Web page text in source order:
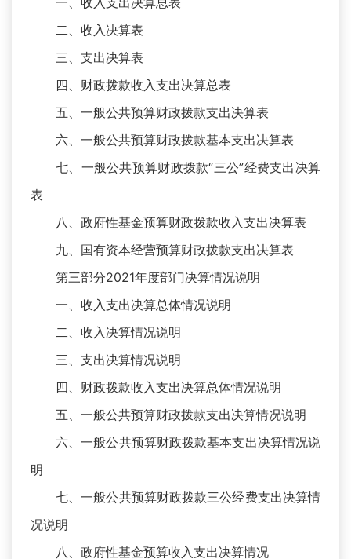
二、收入决算表
三、支出决算表
四、财政拨款收入支出决算总表
五、一般公共预算财政拨款支出决算表
六、一般公共预算财政拨款基本支出决算表
七、一般公共预算财政拨款“三公”经费支出决算
表
八、政府性基金预算财政拨款收入支出决算表
九、国有资本经营预算财政拨款支出决算表
第三部分2021年度部门决算情况说明
一、收入支出决算总体情况说明
二、收入决算情况说明
三、支出决算情况说明
四、财政拨款收入支出决算总体情况说明
五、一般公共预算财政拨款支出决算情况说明
六、一般公共预算财政拨款基本支出决算情况说
明
七、一般公共预算财政拨款三公经费支出决算情
况说明
八、政府性基金预算收入支出决算情况